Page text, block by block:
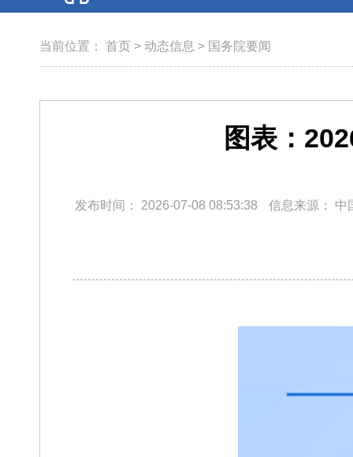
当前位置： 首页 > 动态信息 > 国务院要闻
图表：
发布时间： 2026-07-08 08:53:38 信息来源： 中